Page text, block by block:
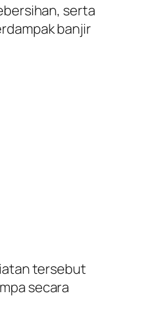
serta
banjir
tersebut
secara